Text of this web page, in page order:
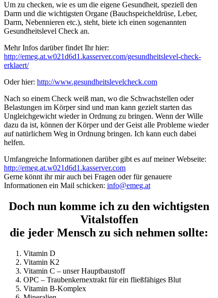
Um zu checken, wie es um die eigene Gesundheit, speziell den
Darm und die wichtigsten Organe (Bauchspeicheldrüse, Leber,
Darm, Nebennieren etc.), steht, biete ich einen sogenannten
Gesundheitslevel Check an.
Mehr Infos darüber findet Ihr hier:
http://emeg.at.w021d6d1.kasserver.com/gesundheitslevel-check-
erklaert/
Oder hier: http://www.gesundheitslevelcheck.com
Nach so einem Check weiß man, wo die Schwachstellen oder
Belastungen im Körper sind und man kann gezielt starten das
Ungleichgewicht wieder in Ordnung zu bringen. Wenn der Wille
dazu da ist, können der Körper und der Geist alle Probleme wieder
auf natürlichem Weg in Ordnung bringen. Ich kann euch dabei
helfen.
Umfangreiche Informationen darüber gibt es auf meiner Webseite:
http://emeg.at.w021d6d1.kasserver.com
Gerne könnt ihr mir auch bei Fragen oder für genauere
Informationen ein Mail schicken: info@emeg.at
Doch nun komme ich zu den wichtigsten
Vitalstoffen
die jeder Mensch zu sich nehmen sollte:
Vitamin D
Vitamin K2
Vitamin C – unser Hauptbaustoff
OPC – Traubenkernextrakt für ein fließfähiges Blut
Vitamin B-Komplex